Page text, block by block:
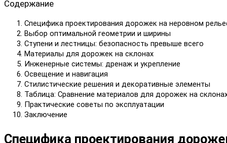
Содержание
Специфика проектирования дорожек на неровном
Выбор оптимальной геометрии и ширины
Ступени и лестницы: безопасность превыше всего
Материалы для дорожек на склонах
Инженерные системы: дренаж и укрепление
Освещение и навигация
Стилистические решения и декоративные элементы
Таблица: Сравнение материалов для дорожек на
Практические советы по эксплуатации
Заключение
Специфика проектирования